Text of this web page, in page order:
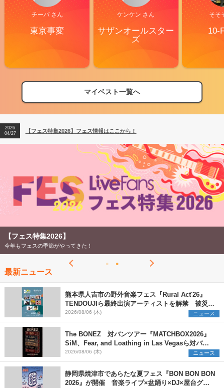
チーバ さん
東京事変
ケンケン さん
サザンオールスター
ズ
そそ
10-
マイベスト一覧へ
【フェス特集2026】フェス情報はここから！
【ライブ動員ランキング】2026年上半期編発表！
2026
04/27
【フェス特集2026】フェス情報はここから！
2026
【ライブ動員ランキング】2026年上半期編発表！
【フェス特集2026】
今年もフェスの季節がやってきた！
最新ニュース
熊本県人吉市の野外音楽フェス『Rural Act'26』
TENDOUJIら最終出演アーティストを解禁 被災地
支援プロジェクトの始動も発表
2026/08/06 (木) ニュース
The BONEZ 対バンツアー『MATCHBOX2026』
SiM、Fear, and Loathing in Las Vegasら対バン
アーティストを一斉解禁
2026/08/06 (木) ニュース
静岡県焼津市であらたな夏フェス『BON BON BON
2026』が開催 音楽ライブ×盆踊り×DJ×屋台グル